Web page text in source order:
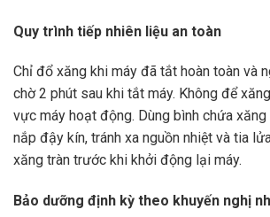
Quy trình tiếp nhiên liệu an toàn
Chỉ đổ xăng khi máy đã tắt hoàn toàn và
chờ 2 phút sau khi tắt máy. Không để
vực máy hoạt động. Dùng bình chứa
nắp đậy kín, tránh xa nguồn nhiệt và tia
xăng tràn trước khi khởi động lại máy.
Bảo dưỡng định kỳ theo khuyến nghị